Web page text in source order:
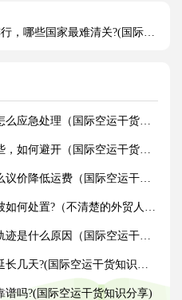
各国海关对国际快递查验力度排行，哪些国家最难清关?(国际快递干货知识分享)
处理（国际空运干货知识分享）
避开（国际空运干货知识分享）
运费（国际空运干货知识分享）
置?（不清楚的外贸人看过来）
么原因（国际空运干货知识分享）
天?(国际空运干货知识分享)
吗?(国际空运干货知识分享)